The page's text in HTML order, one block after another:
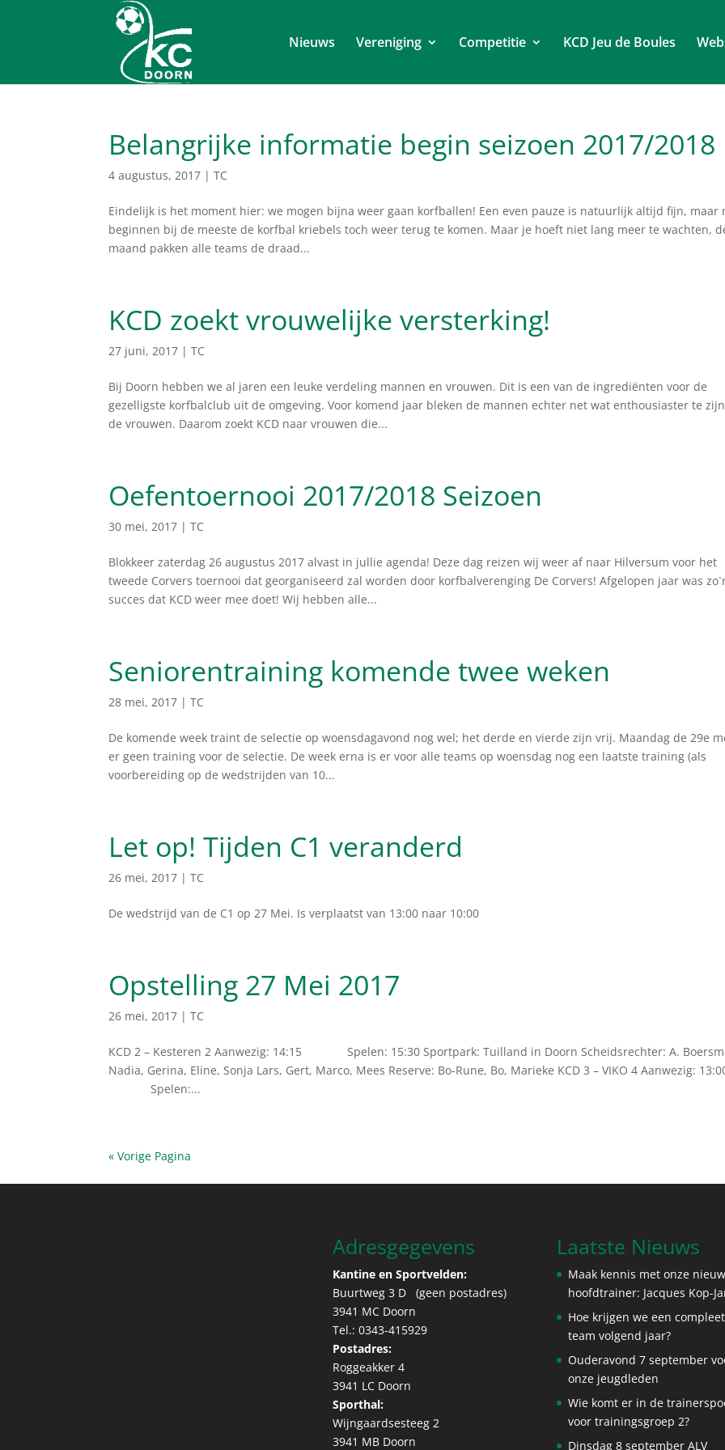
Nieuws Vereniging Competitie KCD Jeu de Boules
Belangrijke informatie begin seizoen 2017/2018
4 augustus, 2017 |TC
Eindelijk is het moment hier: we mogen bijna weer gaan korfballen! Een even pauze is natuurlijk altijd fijn, maar
beginnen bij de meeste de korfbal kriebels toch weer terug te komen. Maar je hoeft niet lang meer te wachten,
maand pakken alle teams de draad...
KCD zoekt vrouwelijke versterking!
27 juni, 2017 |TC
Bij Doorn hebben we al jaren een leuke verdeling mannen en vrouwen. Dit is een van de ingrediënten voor de
gezelligste korfbalclub uit de omgeving. Voor komend jaar bleken de mannen echter net wat enthousiaster te
de vrouwen. Daarom zoekt KCD naar vrouwen die...
Oefentoernooi 2017/2018 Seizoen
30 mei, 2017 |TC
Blokkeer zaterdag 26 augustus 2017 alvast in jullie agenda! Deze dag reizen wij weer af naar Hilversum voor het
tweede Corvers toernooi dat georganiseerd zal worden door korfbalverenging De Corvers! Afgelopen jaar was
succes dat KCD weer mee doet! Wij hebben alle...
Seniorentraining komende twee weken
28 mei, 2017 |TC
De komende week traint de selectie op woensdagavond nog wel; het derde en vierde zijn vrij. Maandag de 29e
er geen training voor de selectie. De week erna is er voor alle teams op woensdag nog een laatste training (als
voorbereiding op de wedstrijden van 10...
Let op! Tijden C1 veranderd
26 mei, 2017 |TC
De wedstrijd van de C1 op 27 Mei. Is verplaatst van 13:00 naar 10:00
Opstelling 27 Mei 2017
26 mei, 2017 |TC
KCD 2 – Kesteren 2 Aanwezig: 14:15 Spelen: 15:30 Sportpark: Tuilland in Doorn Scheidsrechter: A.
Nadia, Gerina, Eline, Sonja Lars, Gert, Marco, Mees Reserve: Bo-Rune, Bo, Marieke KCD 3 – VIKO 4 Aanwezig:
Spelen:...
« Vorige Pagina
Adresgegevens
Kantine en Sportvelden:
Buurtweg 3 D (geen postadres)
3941 MC Doorn
Tel.: 0343-415929
Postadres:
Roggeakker 4
3941 LC Doorn
Sporthal:
Wijngaardsesteeg 2
3941 MB Doorn
Laatste Nieuws
Maak kennis met onze
hoofdtrainer: Jacques Kop-
Hoe krijgen we een compleet
team volgend jaar?
Ouderavond 7 september
onze jeugdleden
Wie komt er in de
voor trainingsgroep 2?
Dinsdag 8 september ALV